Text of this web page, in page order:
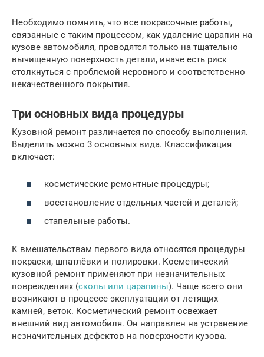
Необходимо помнить, что все покрасочные работы,
связанные с таким процессом, как удаление царапин на
кузове автомобиля, проводятся только на тщательно
вычищенную поверхность детали, иначе есть риск
столкнуться с проблемой неровного и соответственно
некачественного покрытия.
Три основных вида процедуры
Кузовной ремонт различается по способу выполнения.
Выделить можно 3 основных вида. Классификация
включает:
косметические ремонтные процедуры;
восстановление отдельных частей и деталей;
стапельные работы.
К вмешательствам первого вида относятся процедуры
покраски, шпатлёвки и полировки. Косметический
кузовной ремонт применяют при незначительных
повреждениях (сколы или царапины). Чаще всего они
возникают в процессе эксплуатации от летящих
камней, веток. Косметический ремонт освежает
внешний вид автомобиля. Он направлен на устранение
незначительных дефектов на поверхности кузова.